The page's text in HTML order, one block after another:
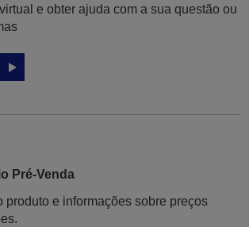
e obter ajuda com a sua questão ou
Pré-Venda
produto e informações sobre preços